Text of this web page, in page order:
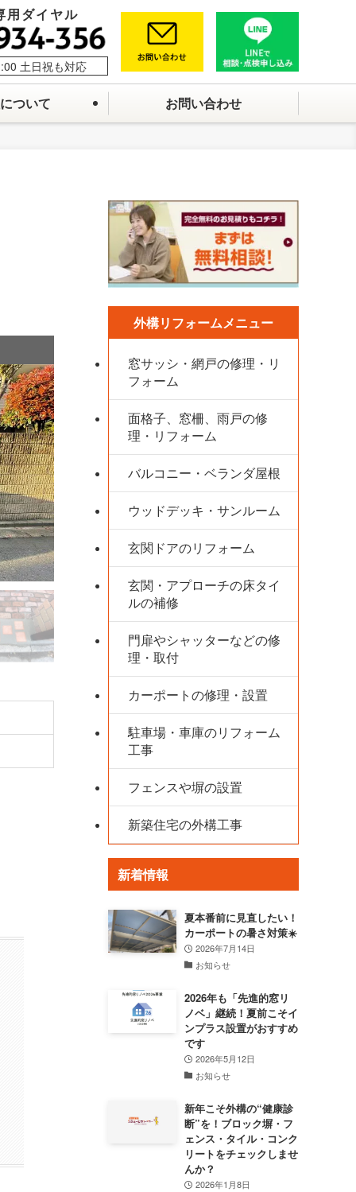
ついて お問い合わせ
用ダイヤル
土日祝も対応
外構リフォームメニュー
窓サッシ・網戸の修理・リ
フォーム
面格子、窓柵、雨戸の修
理・リフォーム
バルコニー・ベランダ屋根
ウッドデッキ・サンルーム
玄関ドアのリフォーム
玄関・アプローチの床タイ
ルの補修
門扉やシャッターなどの修
理・取付
カーポートの修理・設置
駐車場・車庫のリフォーム
工事
フェンスや塀の設置
新築住宅の外構工事
新着情報
夏本番前に見直したい！
カーポートの暑さ対策☀️
2026年7月14日
お知らせ
2026年も「先進的窓リ
ノベ」継続！夏前こそイ
ンプラス設置がおすすめ
です
2026年5月12日
お知らせ
新年こそ外構の“健康診
断”を！ブロック塀・フ
ェンス・タイル・コンク
リートをチェックしませ
んか？
2026年1月8日